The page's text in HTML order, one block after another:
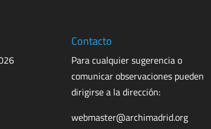
Contacto
Para cualquier sugerencia o
comunicar observaciones pueden
dirigirse a la dirección:
webmaster@archimadrid.org